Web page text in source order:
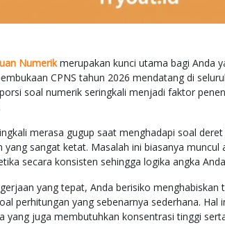
Numerikmerupakan kunci utama bagi Anda
CPNS tahun 2026 mendatang di
soal numerik seringkali menjadi faktor
merasa gugup saat menghadapi soal
sangat ketat. Masalah ini biasanya
secara konsisten sehingga logika angka
yang tepat, Anda berisiko menghabiskan
perhitungan yang sebenarnya sederhana. Hal
yang juga membutuhkan konsentrasi tinggi